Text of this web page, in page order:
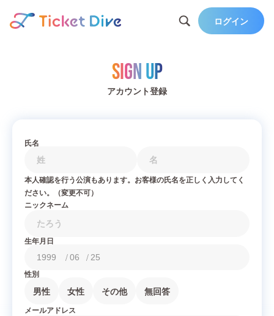
ログイン
Sign Up
アカウント登録
氏名
本人確認を行う公演もあります。お客様の氏名を正しく入力してく
ださい。（変更不可）
ニックネーム
生年月日
/ /
性別
男性 女性 その他 無回答
メールアドレス